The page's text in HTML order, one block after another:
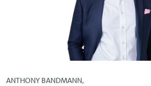
ANTHONY BANDMANN,